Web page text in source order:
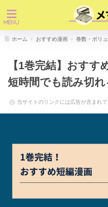
ホーム おすすめ漫画 巻数・ボリ
【1巻完結】おすす
短時間でも読み切
当サイトのリンクには広告が含まれ